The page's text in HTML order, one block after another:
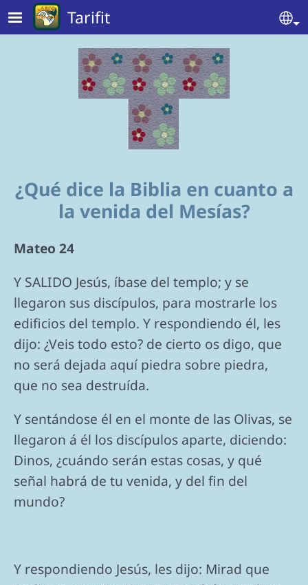
Skip to main content
Tarifit
¿Qué dice la Biblia en cuanto a
la venida del Mesías?
Mateo 24
Y SALIDO Jesús, íbase del templo; y se
llegaron sus discípulos, para mostrarle los
edificios del templo. Y respondiendo él, les
dijo: ¿Veis todo esto? de cierto os digo, que
no será dejada aquí piedra sobre piedra,
que no sea destruída.
Y sentándose él en el monte de las Olivas, se
llegaron á él los discípulos aparte, diciendo:
Dinos, ¿cuándo serán estas cosas, y qué
señal habrá de tu venida, y del fin del
mundo?
Y respondiendo Jesús, les dijo: Mirad que